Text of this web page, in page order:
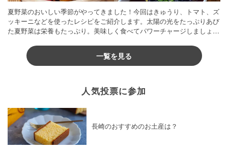
夏野菜のおいしい季節がやってきました！今回はきゅうり、トマト、ズ
ッキーニなどを使ったレシピをご紹介します。太陽の光をたっぷりあび
た夏野菜は栄養もたっぷり。美味しく食べてパワーチャージしましょう
一覧を見る
人気投票に参加
長崎のおすすめのお土産は？